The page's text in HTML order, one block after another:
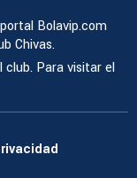
Bolavip.com
Chivas.
club. Para visitar el